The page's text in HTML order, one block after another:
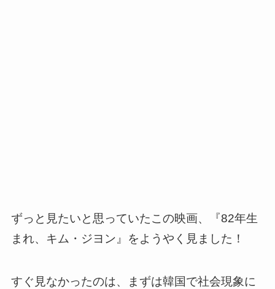
ずっと見たいと思っていたこの映画、『82年生
まれ、キム・ジヨン』をようやく見ました！
すぐ見なかったのは、まずは韓国で社会現象に